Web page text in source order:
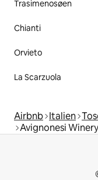
Trasimenosøen
Chianti
Orvieto
La Scarzuola
Airbnb Italien
Avignonesi